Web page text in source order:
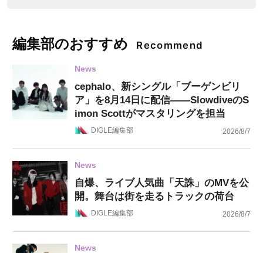
編集部のおすすめ Recommend
News
cephalo、新シングル「ブーゲンビリ
ア」を8月14日に配信——SlowdiveのS
imon Scottがマスタリングを担当
DIGLE編集部 2026/8/7
News
自爆、ライブ人気曲「天誅」のMVを公
開。舞台は街を走るトラックの荷台
DIGLE編集部 2026/8/7
News